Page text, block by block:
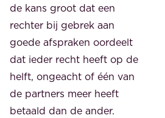
de kans groot dat een
rechter bij gebrek aan
goede afspraken oordeelt
dat ieder recht heeft op de
helft, ongeacht of één van
de partners meer heeft
betaald dan de ander.